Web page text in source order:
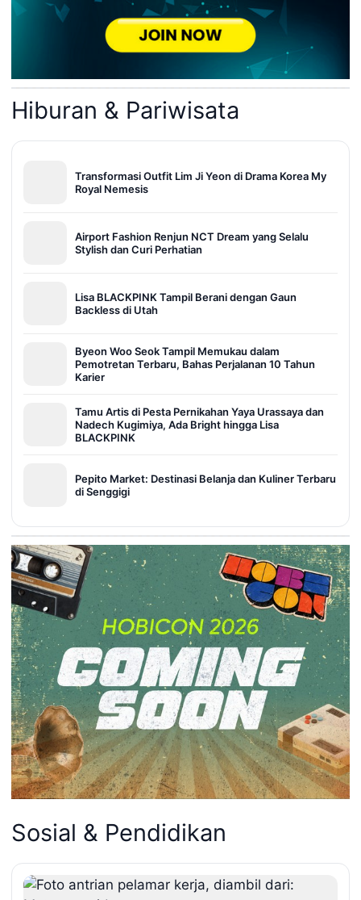
Hiburan & Pariwisata
Transformasi Outfit Lim Ji Yeon di Drama Korea My
Royal Nemesis
Airport Fashion Renjun NCT Dream yang Selalu
Stylish dan Curi Perhatian
Lisa BLACKPINK Tampil Berani dengan Gaun
Backless di Utah
Byeon Woo Seok Tampil Memukau dalam
Pemotretan Terbaru, Bahas Perjalanan 10 Tahun
Karier
Tamu Artis di Pesta Pernikahan Yaya Urassaya dan
Nadech Kugimiya, Ada Bright hingga Lisa
BLACKPINK
Pepito Market: Destinasi Belanja dan Kuliner Terbaru
di Senggigi
Sosial & Pendidikan